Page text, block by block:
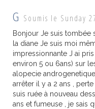
G Soumis le Sunday
Bonjour Je suis tombée
la diane Je suis moi
impressionnante J ai
environ 5 ou 6ans) sur
alopecie
arrêter il y a 2 ans ,
suis ruée à nouveau
ans et fumeuse , je sais